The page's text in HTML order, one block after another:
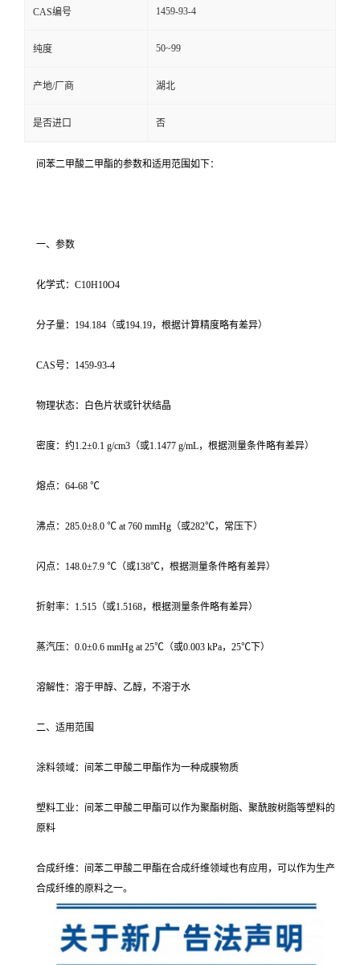
CAS编号 1459-93-4
纯度 50~99
产地/厂商 湖北
是否进口 否
间苯二甲酸二甲酯的参数和适用范围如下：
一、参数
化学式：C10H10O4
分子量：194.184（或194.19，根据计算精度略有差异）
CAS号：1459-93-4
物理状态：白色片状或针状结晶
密度：约1.2±0.1 g/cm3（或1.1477 g/mL，根据测量条件略有差异）
熔点：64-68 ℃
沸点：285.0±8.0 ℃ at 760 mmHg（或282℃，常压下）
闪点：148.0±7.9 ℃（或138℃，根据测量条件略有差异）
折射率：1.515（或1.5168，根据测量条件略有差异）
蒸汽压：0.0±0.6 mmHg at 25℃（或0.003 kPa，25℃下）
溶解性：溶于甲醇、乙醇，不溶于水
二、适用范围
涂料领域：间苯二甲酸二甲酯作为一种成膜物质
塑料工业：间苯二甲酸二甲酯可以作为聚酯树脂、聚酰胺树脂等塑料的
原料
合成纤维：间苯二甲酸二甲酯在合成纤维领域也有应用，可以作为生产
合成纤维的原料之一。